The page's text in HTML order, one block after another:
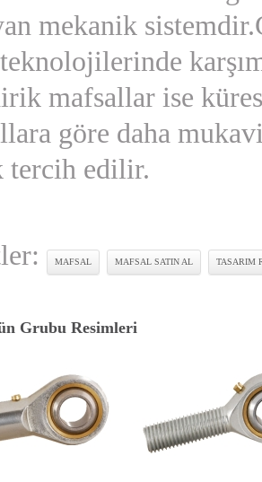
mekanik
mafsallar ise
göre daha
tercih edilir.
MAFSAL MAFSAL SATIN AL TASARIM
Grubu Resimleri